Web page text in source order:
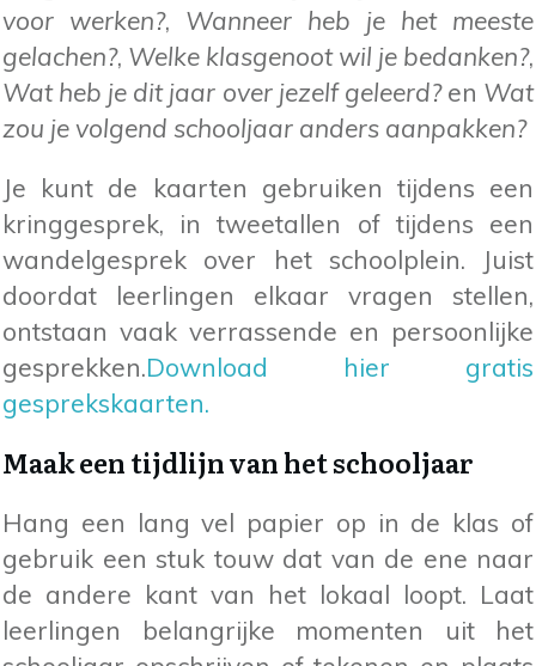
voor werken?, Wanneer heb je het meeste
gelachen?, Welke klasgenoot wil je bedanken?,
Wat heb je dit jaar over jezelf geleerd?en Wat
zou je volgend schooljaar anders aanpakken?
Je kunt de kaarten gebruiken tijdens een
kringgesprek, in tweetallen of tijdens een
wandelgesprek over het schoolplein. Juist
doordat leerlingen elkaar vragen stellen,
ontstaan vaak verrassende en persoonlijke
gesprekken.Download hier gratis
gesprekskaarten.
Maak een tijdlijn van het schooljaar
Hang een lang vel papier op in de klas of
gebruik een stuk touw dat van de ene naar
de andere kant van het lokaal loopt. Laat
leerlingen belangrijke momenten uit het